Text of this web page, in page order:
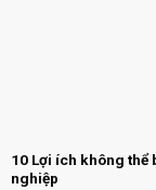
10 Lợi ích không thể
nghiệp